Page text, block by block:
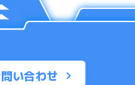
い合わせ